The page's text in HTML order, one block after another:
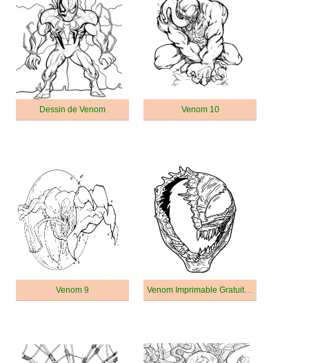
Dessin de Venom Venom 10
Venom 9 Venom Imprimable Gratuitement